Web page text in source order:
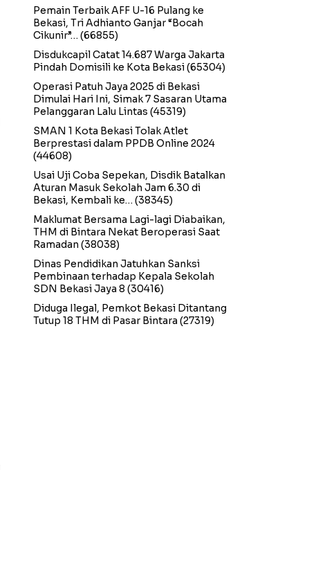
Pemain Terbaik AFF U-16 Pulang ke
Bekasi, Tri Adhianto Ganjar “Bocah
Cikunir”… (66855)
Disdukcapil Catat 14.687 Warga Jakarta
Pindah Domisili ke Kota Bekasi(65304)
Operasi Patuh Jaya 2025 di Bekasi
Dimulai Hari Ini, Simak 7 Sasaran Utama
Pelanggaran Lalu Lintas (45319)
SMAN 1 Kota Bekasi Tolak Atlet
Berprestasi dalam PPDB Online 2024
(44608)
Usai Uji Coba Sepekan, Disdik Batalkan
Aturan Masuk Sekolah Jam 6.30 di
Bekasi, Kembali ke… (38345)
Maklumat Bersama Lagi-lagi Diabaikan,
THM di Bintara Nekat Beroperasi Saat
Ramadan (38038)
Dinas Pendidikan Jatuhkan Sanksi
Pembinaan terhadap Kepala Sekolah
SDN Bekasi Jaya 8 (30416)
Diduga Ilegal, Pemkot Bekasi Ditantang
Tutup 18 THM di Pasar Bintara (27319)